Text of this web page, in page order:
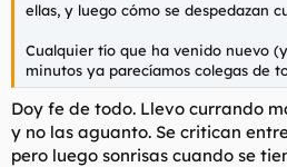
ellas, y luego cómo se despedazan
Cualquier tío que ha venido nuevo
minutos ya parecíamos colegas de
Doy fe de todo. Llevo currando
y no las aguanto. Se critican
pero luego sonrisas cuando se